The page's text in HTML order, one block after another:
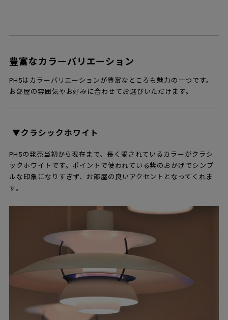
豊富なカラーバリエーション
PH5はカラーバリエーションが豊富なところも魅力の一つです。
お部屋の雰囲気やお好みに合わせてお選びいただけます。
▼クラシックホワイト
PH5の発売当初から現在まで、長く愛されているカラーがクラシ
ックホワイトです。ポイントで使われている紫のおかげでシンプ
ルな印象になりすぎず、お部屋の良いアクセントとなってくれま
す。